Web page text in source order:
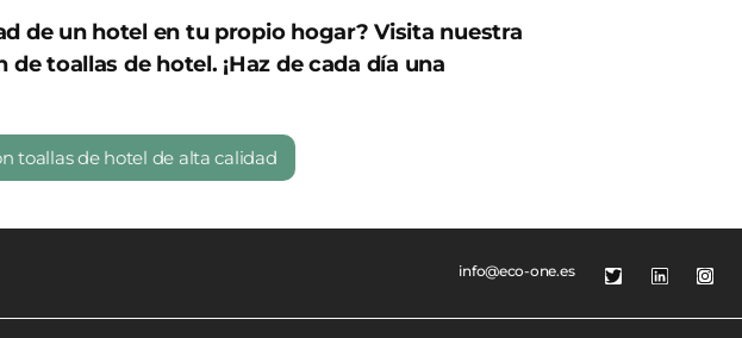
de un hotel en tu propio hogar? Visita nuestra
toallas de hotel. ¡Haz de cada día una
toallas de hotel de alta calidad
info@eco-one.es